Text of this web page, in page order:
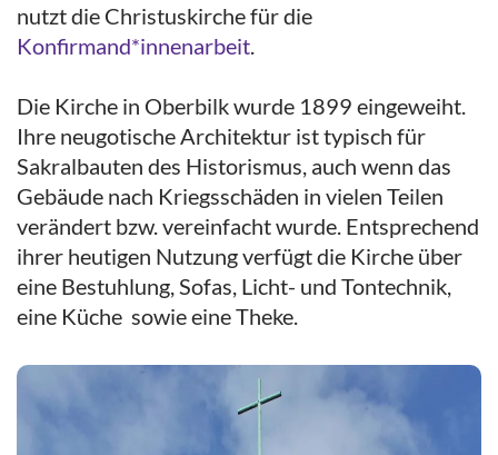
nutzt die Christuskirche für die
Konfirmand*innenarbeit
Die Kirche in Oberbilk wurde 1899 eingeweiht.
Ihre neugotische Architektur ist typisch für
Sakralbauten des Historismus, auch wenn das
Gebäude nach Kriegsschäden in vielen Teilen
verändert bzw. vereinfacht wurde. Entsprechend
ihrer heutigen Nutzung verfügt die Kirche über
eine Bestuhlung, Sofas, Licht- und Tontechnik,
eine Küche sowie eine Theke.